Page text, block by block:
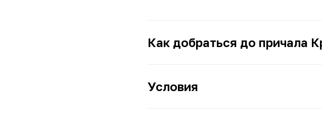
Как добраться до причала
Условия